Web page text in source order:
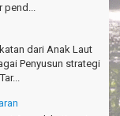
dari Anak Laut
Penyusun strategi